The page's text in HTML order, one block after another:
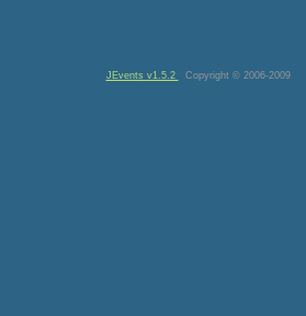
JEvents v1.5.2 Copyright © 2006-2009